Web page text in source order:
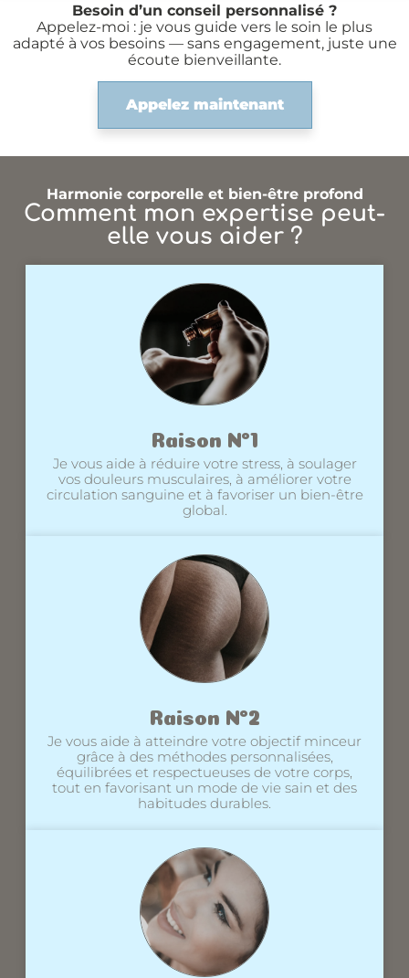
Besoin d’un conseil personnalisé ?
Appelez-moi : je vous guide vers le soin le plus
adapté à vos besoins — sans engagement, juste une
écoute bienveillante.
Appelez maintenant
Harmonie corporelle et bien-être profond
Comment mon expertise peut-
elle vous aider ?
Raison N°1
Je vous aide à réduire votre stress, à soulager
vos douleurs musculaires, à améliorer votre
circulation sanguine et à favoriser un bien-être
global.
Raison N°2
Je vous aide à atteindre votre objectif minceur
grâce à des méthodes personnalisées,
équilibrées et respectueuses de votre corps,
tout en favorisant un mode de vie sain et des
habitudes durables.